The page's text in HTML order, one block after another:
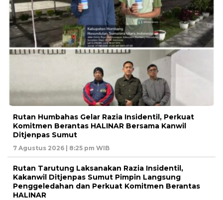
Rutan Humbahas Gelar Razia Insidentil, Perkuat
Komitmen Berantas HALINAR Bersama Kanwil
Ditjenpas Sumut
7 Agustus 2026 | 8:25 pm WIB
Rutan Tarutung Laksanakan Razia Insidentil,
Kakanwil Ditjenpas Sumut Pimpin Langsung
Penggeledahan dan Perkuat Komitmen Berantas
HALINAR